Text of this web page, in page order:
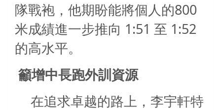
隊戰袍，他期盼能將個人的800
米成績進一步推向 1:51 至 1:52
的高水平。
籲增中長跑外訓資源
在追求卓越的路上，李宇軒特